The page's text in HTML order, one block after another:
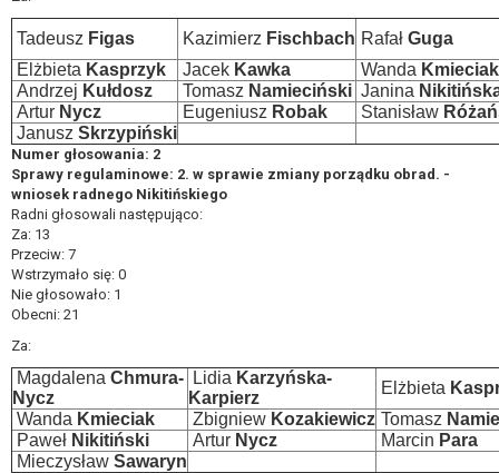
Tadeusz Figas Kazimierz Fischbach Rafał Guga
Elżbieta Kasprzyk Jacek Kawka Wanda Kmieciak
Andrzej Kułdosz Tomasz Namieciński Janina
Artur Nycz Eugeniusz Robak Stanisław
Janusz Skrzypiński
Numer głosowania: 2
Sprawy regulaminowe: 2. w sprawie zmiany porządku obrad. -
wniosek radnego Nikitińskiego
Radni głosowali następująco:
Za: 13
Przeciw: 7
Wstrzymało się: 0
Nie głosowało: 1
Obecni: 21
Za:
Magdalena Chmura-
Nycz
Lidia Karzyńska-
Karpierz
Elżbieta
Wanda Kmieciak Zbigniew Kozakiewicz Tomasz
Paweł Nikitiński Artur Nycz Marcin Para
Mieczysław Sawaryn